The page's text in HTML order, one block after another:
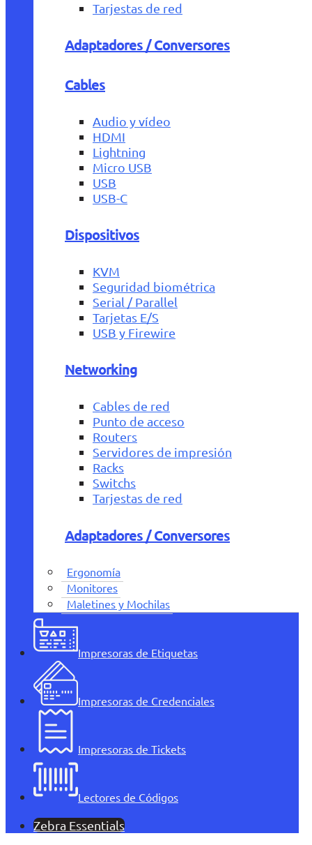
Tarjestas de red
Adaptadores / Conversores
Cables
Audio y vídeo
HDMI
Lightning
Micro USB
USB
USB-C
Dispositivos
KVM
Seguridad biométrica
Serial / Parallel
Tarjetas E/S
USB y Firewire
Networking
Cables de red
Punto de acceso
Routers
Servidores de impresión
Racks
Switchs
Tarjestas de red
Adaptadores / Conversores
Ergonomía
Monitores
Maletines y Mochilas
Impresoras de Etiquetas
Impresoras de Credenciales
Impresoras de Tickets
Lectores de Códigos
Zebra Essentials